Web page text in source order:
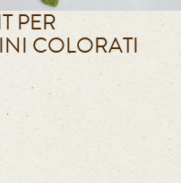
PER
COLORATI